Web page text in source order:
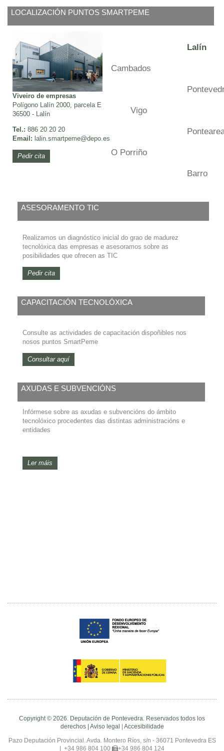
LOCALIZACIÓN PUNTOS SMARTPEME
Viveiro de empresas
Polígono Lalín 2000, parcela E
36500 - Lalín
Tel.: 886 20 20 20
Email: lalin.smartpeme@depo.es
Pedir cita
Lalín
Cambados
Vigo
O Porriño
Barro
ASESORAMENTO TIC
Realizamos un diagnóstico inicial do grao de madurez
tecnolóxica das empresas e asesoramos sobre as
posibilidades que ofrecen as TIC
Pedir cita
CAPACITACIÓN TECNOLÓXICA
Consulte as actividades de capacitación dispoñibles nos
nosos puntos SmartPeme
Consultar aquí
AXUDAS E SUBVENCIÓNS
Infórmese sobre as axudas e subvencións do ámbito
tecnolóxico procedentes das distintas administracións e
entidades
Ler máis
Copyright © 2026. Deputación de Pontevedra. Reservados todos los
derechos | Aviso legal Accesibilidade
Pazo Deputación Provincial. Avda. Montero Ríos, s/n - 36071 Pontevedra ES
+34 986 804 100 +34 986 804 124